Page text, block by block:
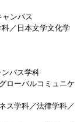
ャンパス
／日本文学文化学
ンパス学科
ローバルコミュニケ
ス学科／法律学科／